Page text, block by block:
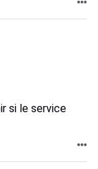
si le service